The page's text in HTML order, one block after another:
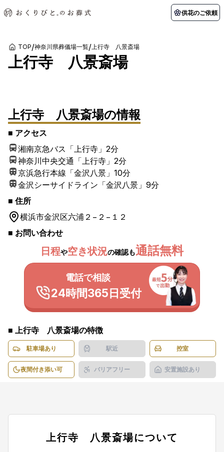
供花のご依頼
初めての方へ
アフターサポート
会社を知る
スタッフ一覧 採用情報
会社概要 店舗用地募集
関東エリア
千葉県 神奈川県
北海道エリア
札幌市 函館市
お客様の声
葬儀の知識
TOP/神奈川県葬儀場一覧/上行寺 八景斎場
上行寺 八景斎場
上行寺 八景斎場の情報
■ アクセス
湘南京急バス「上行寺」 2分
神奈川中央交通「上行寺」 2分
京浜急行本線「金沢八景」 10分
金沢シーサイドライン「金沢八景」 9分
■ 住所
横浜市金沢区六浦２−２−１２
■ お問い合わせ
日程や空き状況の確認も通話無料
電話で相談
24時間365日受付
■ 上行寺 八景斎場の特徴
駐車場あり 駅近 控室
夜間付き添い可 バリアフリー 安置施設あり
上行寺 八景斎場について